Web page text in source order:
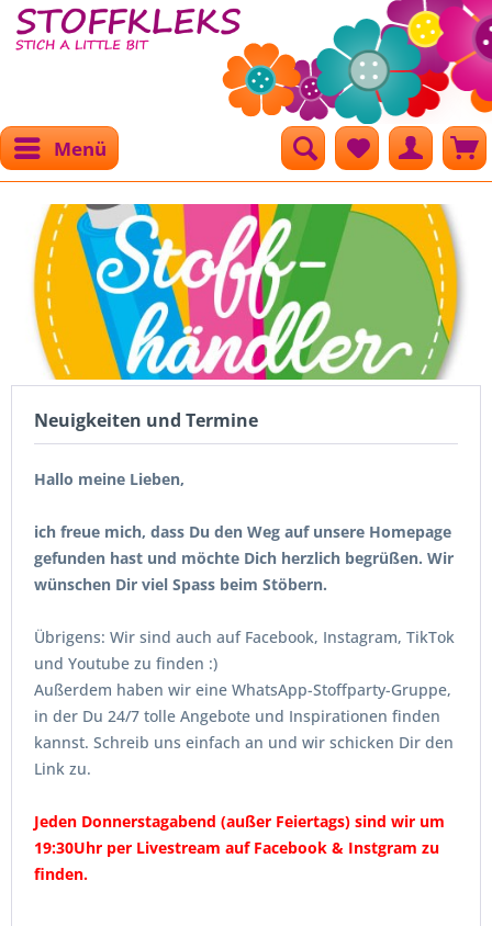
Menü
Neuigkeiten und Termine
Hallo meine Lieben,
ich freue mich, dass Du den Weg auf unsere Homepage
gefunden hast und möchte Dich herzlich begrüßen. Wir
wünschen Dir viel Spass beim Stöbern.
Übrigens: Wir sind auch auf Facebook, Instagram, TikTok
und Youtube zu finden :)
Außerdem haben wir eine WhatsApp-Stoffparty-Gruppe,
in der Du 24/7 tolle Angebote und Inspirationen finden
kannst. Schreib uns einfach an und wir schicken Dir den
Link zu.
Jeden Donnerstagabend (außer Feiertags) sind wir um
19:30Uhr per Livestream auf Facebook & Instgram zu
finden.